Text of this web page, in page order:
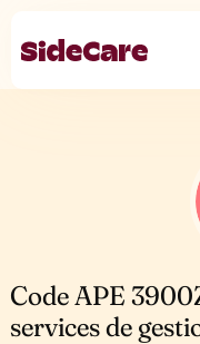
Code APE
services de